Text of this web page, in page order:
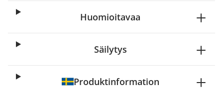
Huomioitavaa
Säilytys
Produktinformation